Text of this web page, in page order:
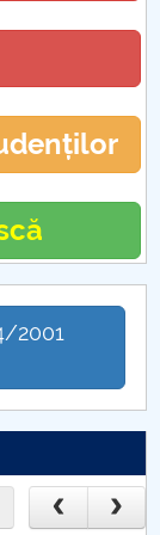
2001